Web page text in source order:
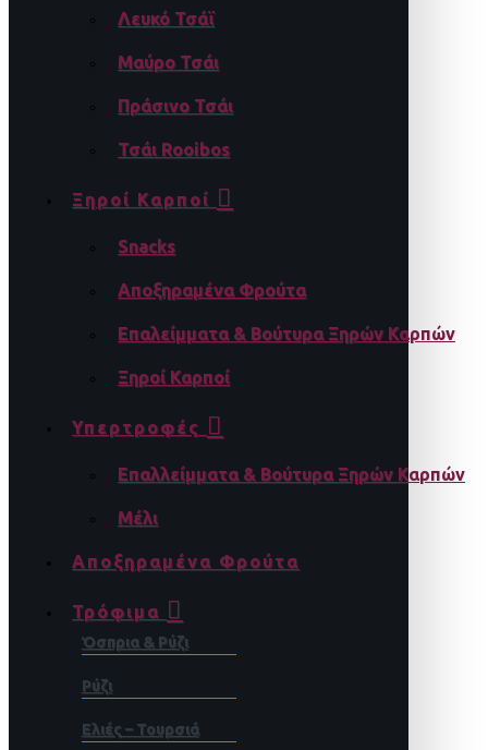
Λευκό Τσάϊ
Μαύρο Τσάι
Πράσινο Τσάι
Τσάι Rooibos
Ξηροί Καρποί
Snacks
Αποξηραμένα Φρούτα
Επαλείμματα & Βούτυρα Ξηρών Καρπών
Ξηροί Καρποί
Υπερτροφές
Επαλλείμματα & Βούτυρα Ξηρών Καρπών
Μέλι
Αποξηραμένα Φρούτα
Τρόφιμα
Όσπρια & Ρύζι
Ρύζι
Ελιές – Τουρσιά